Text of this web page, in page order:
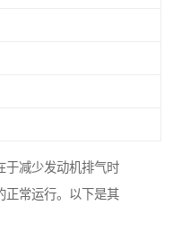
于减少发动机排气时
正常运行。以下是其